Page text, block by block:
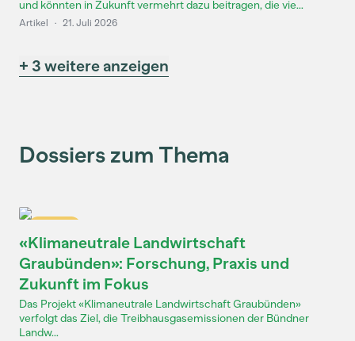
und könnten in Zukunft vermehrt dazu beitragen, die vie...
Artikel · 21. Juli 2026
+ 3 weitere anzeigen
Dossiers zum Thema
«Klimaneutrale Landwirtschaft
Graubünden»: Forschung, Praxis und
Zukunft im Fokus
Das Projekt «Klimaneutrale Landwirtschaft Graubünden»
verfolgt das Ziel, die Treibhausgasemissionen der Bündner
Landw...